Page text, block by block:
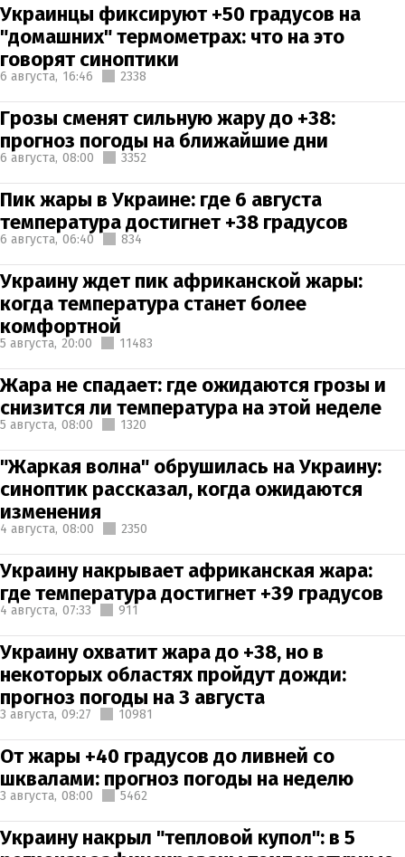
Украинцы фиксируют +50 градусов на
"домашних" термометрах: что на это
говорят синоптики
6 августа, 16:46 2338
Грозы сменят сильную жару до +38:
прогноз погоды на ближайшие дни
6 августа, 08:00 3352
Пик жары в Украине: где 6 августа
температура достигнет +38 градусов
6 августа, 06:40 834
Украину ждет пик африканской жары:
когда температура станет более
комфортной
5 августа, 20:00 11483
Жара не спадает: где ожидаются грозы и
снизится ли температура на этой неделе
5 августа, 08:00 1320
"Жаркая волна" обрушилась на Украину:
синоптик рассказал, когда ожидаются
изменения
4 августа, 08:00 2350
Украину накрывает африканская жара:
где температура достигнет +39 градусов
4 августа, 07:33 911
Украину охватит жара до +38, но в
некоторых областях пройдут дожди:
прогноз погоды на 3 августа
3 августа, 09:27 10981
От жары +40 градусов до ливней со
шквалами: прогноз погоды на неделю
3 августа, 08:00 5462
Украину накрыл "тепловой купол": в 5